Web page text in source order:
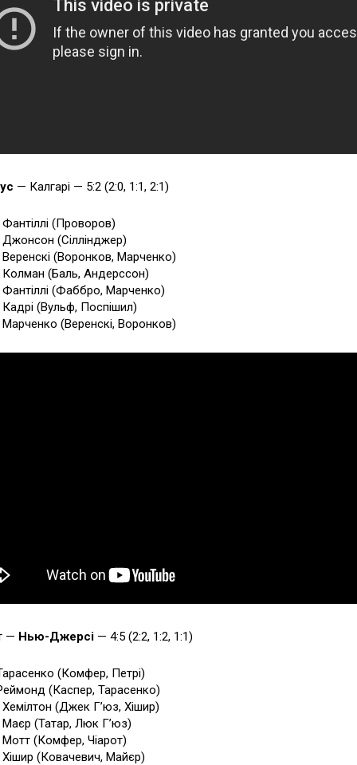
— Калгарі — 5:2 (2:0, 1:1, 2:1)
(Проворов)
(Сіллінджер)
(Воронков, Марченко)
(Баль, Андерссон)
(Фаббро, Марченко)
(Вульф, Поспішил)
(Веренскі, Воронков)
— Нью-Джерсі — 4:5 (2:2, 1:2, 1:1)
(Комфер, Петрі)
(Каспер, Тарасенко)
(Джек Г’юз, Хішир)
(Татар, Люк Г’юз)
(Комфер, Чіарот)
(Ковачевич, Майєр)